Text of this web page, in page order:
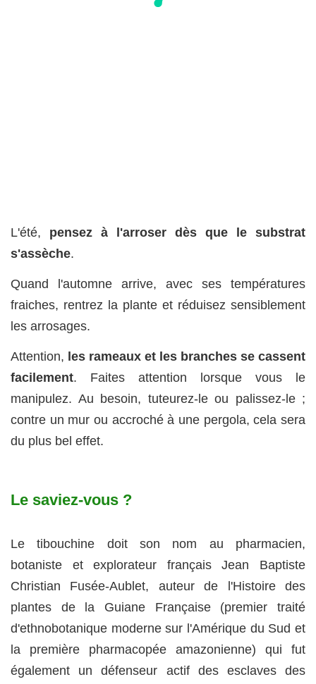
L'été, pensez à l'arroser dès que le substrat
s'assèche.
Quand l'automne arrive, avec ses températures
fraiches, rentrez la plante et réduisez sensiblement
les arrosages.
Attention, les rameaux et les branches se cassent
facilement. Faites attention lorsque vous le
manipulez. Au besoin, tuteurez-le ou palissez-le ;
contre un mur ou accroché à une pergola, cela sera
du plus bel effet.
Le saviez-vous ?
Le tibouchine doit son nom au pharmacien,
botaniste et explorateur français Jean Baptiste
Christian Fusée-Aublet, auteur de l'Histoire des
plantes de la Guiane Française (premier traité
d'ethnobotanique moderne sur l'Amérique du Sud et
la première pharmacopée amazonienne) qui fut
également un défenseur actif des esclaves des